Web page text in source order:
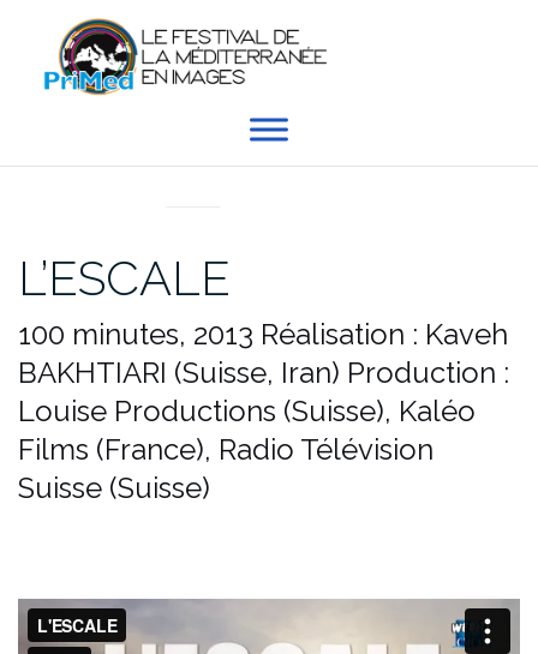
contenu
L’ESCALE
100 minutes, 2013 Réalisation : Kaveh
BAKHTIARI (Suisse, Iran) Production :
Louise Productions (Suisse), Kaléo
Films (France), Radio Télévision
Suisse (Suisse)